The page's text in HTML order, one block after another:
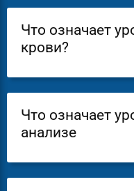
Что означает
крови?
Что означает
анализе